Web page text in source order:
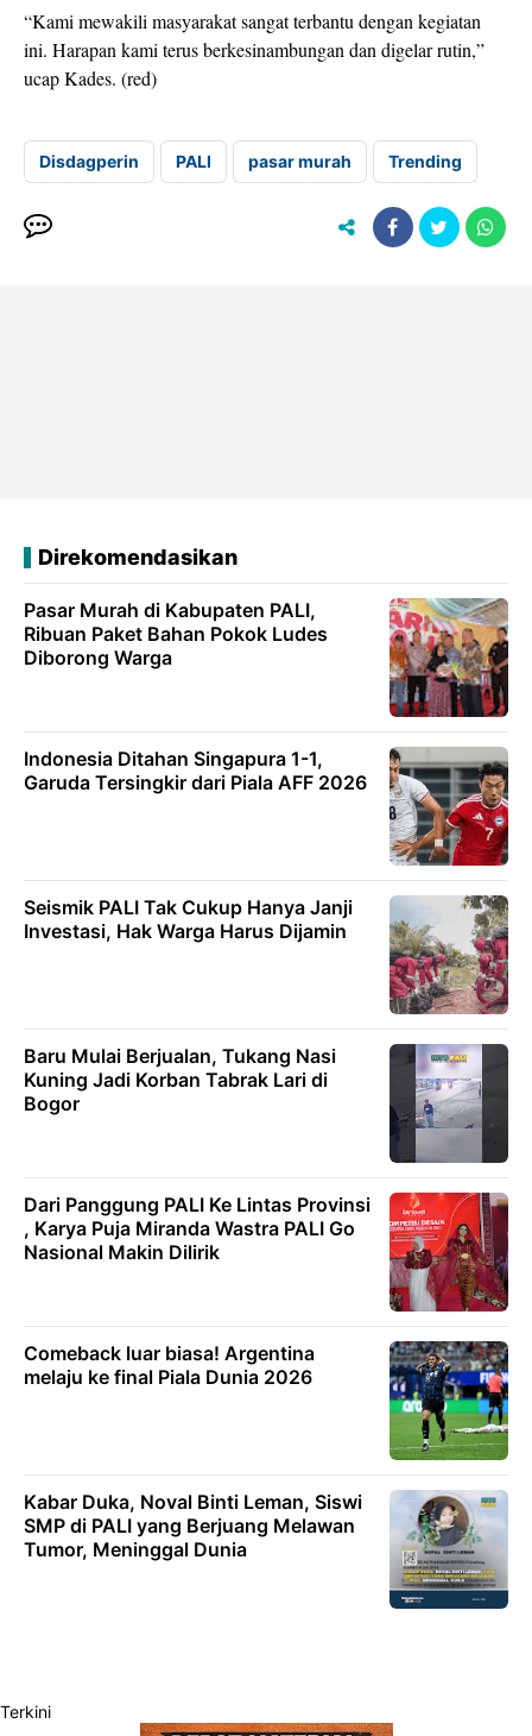
“Kami mewakili masyarakat sangat terbantu dengan kegiatan
ini. Harapan kami terus berkesinambungan dan digelar rutin,”
ucap Kades. (red)
Disdagperin PALI pasar murah Trending
Direkomendasikan
Pasar Murah di Kabupaten PALI,
Ribuan Paket Bahan Pokok Ludes
Diborong Warga
Indonesia Ditahan Singapura 1-1,
Garuda Tersingkir dari Piala AFF 2026
Seismik PALI Tak Cukup Hanya Janji
Investasi, Hak Warga Harus Dijamin
Baru Mulai Berjualan, Tukang Nasi
Kuning Jadi Korban Tabrak Lari di
Bogor
Dari Panggung PALI Ke Lintas Provinsi
, Karya Puja Miranda Wastra PALI Go
Nasional Makin Dilirik
Comeback luar biasa! Argentina
melaju ke final Piala Dunia 2026
Kabar Duka, Noval Binti Leman, Siswi
SMP di PALI yang Berjuang Melawan
Tumor, Meninggal Dunia
Terkini